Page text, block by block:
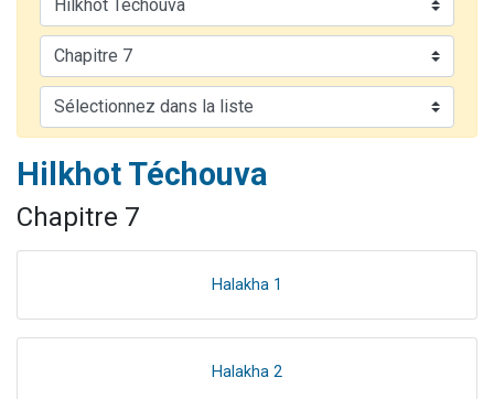
3 personnes viennent de nous rejoindre sur WhatsApp
3 personnes viennent de faire un don pour 5 jours de vacances aux Orphelins
Odaya vient de donner son Maasser
Hilkhot Téchouva
Chapitre 7
Halakha 1
Halakha 2